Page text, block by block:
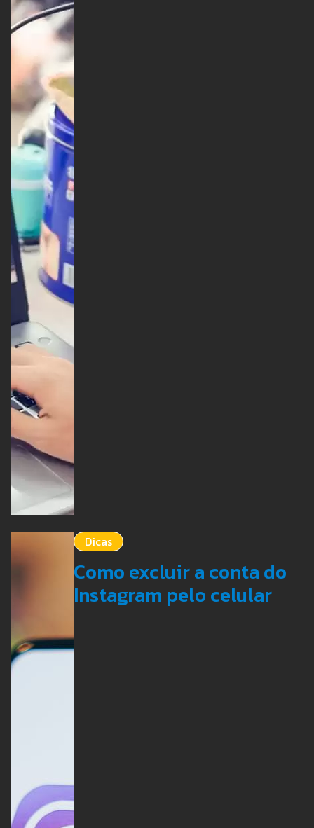
Dicas
Como excluir a conta do
Instagram pelo celular